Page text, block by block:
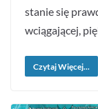
stanie się
wciągającej,
Czytaj Więcej...